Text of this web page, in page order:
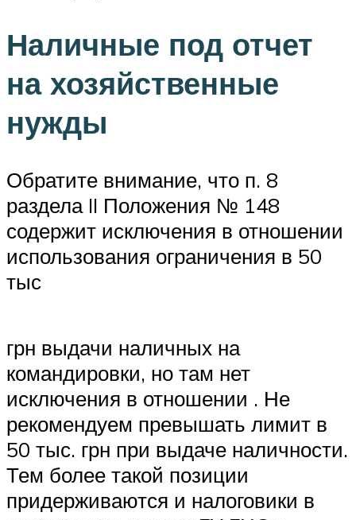
Наличные под отчет
на хозяйственные
нужды
Обратите внимание, что п. 8
раздела II Положения № 148
содержит исключения в отношении
использования ограничения в 50
тыс
грн выдачи наличных на
командировки, но там нет
исключения в отношении . Не
рекомендуем превышать лимит в
50 тыс. грн при выдаче наличности.
Тем более такой позиции
придерживаются и налоговики в